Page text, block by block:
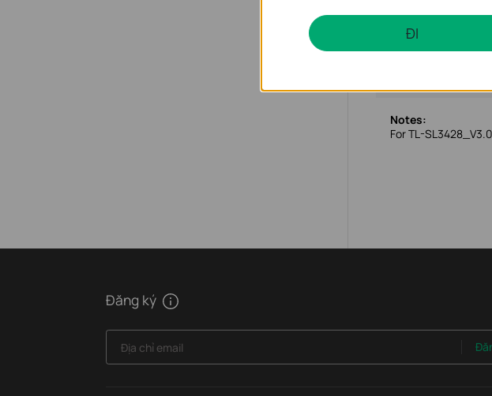
TL-
Notes:
For TL-
Đăng ký
Địa chỉ email
ĐI